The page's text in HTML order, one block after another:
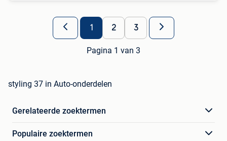
1 2 3
Pagina 1 van 3
styling 37 in Auto-onderdelen
Gerelateerde zoektermen
Populaire zoektermen